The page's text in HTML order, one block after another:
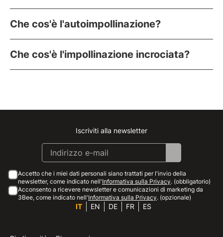
Che cos'è l'autoimpollinazione?
Che cos'è l'impollinazione incrociata?
Instagram
Facebook
Linkedin
Youtube
Iscriviti alla newsletter
Accetto che i miei dati personali siano trattati per l'invio della
newsletter, come indicato nell'Informativa sulla Privacy. (obbligatorio)
Acconsento a ricevere newsletter e comunicazioni di marketing da
3Bee, come indicato nell'Informativa sulla Privacy. (opzionale)
IT EN DE FR ES